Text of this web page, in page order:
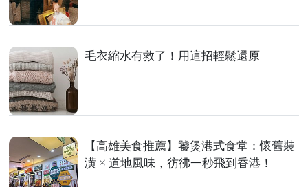
毛衣縮水有救了！用這招輕鬆還原
【高雄美食推薦】饕煲港式食堂：懷舊裝
潢 × 道地風味，彷彿一秒飛到香港！